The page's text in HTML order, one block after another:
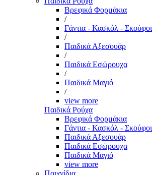
Βρεφικά Φορμάκια
/
Γάντια - Κασκόλ - Σκούφοι
/
Παιδικά Αξεσουάρ
/
Παιδικά Εσώρουχα
/
Παιδικά Μαγιό
/
view more
Παιδικά Ρούχα
Βρεφικά Φορμάκια
Γάντια - Κασκόλ - Σκούφοι
Παιδικά Αξεσουάρ
Παιδικά Εσώρουχα
Παιδικά Μαγιό
view more
Παιχνίδια